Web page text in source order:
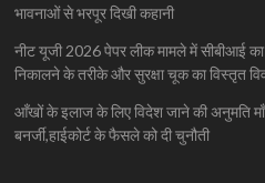
भावनाओं से भरपूर दिखी कहानी
नीट यूजी 2026 पेपर लीक मामले में सीबीआई का
निकालने के तरीके और सुरक्षा चूक का विस्तृत
आँखों के इलाज के लिए विदेश जाने की अनुमति
बनर्जी,हाईकोर्ट के फैसले को दी चुनौती